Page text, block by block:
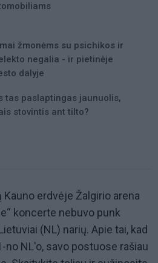
žmonėms su psichikos ir
negalia - ir pietinėje
dalyje
tas paslaptingas jaunuolis,
stovintis ant tilto?
Kauno erdvėje Žalgirio arena
koncerte nebuvo punk
(NL) narių. Apie tai, kad
NL'o, savo postuose rašiau